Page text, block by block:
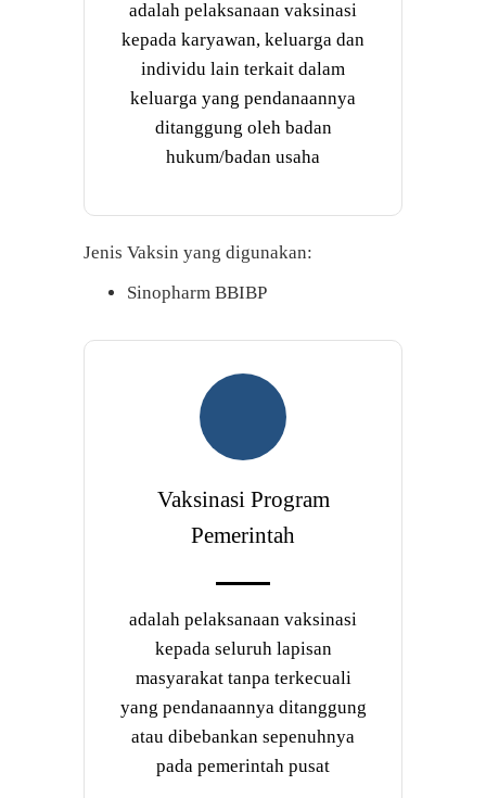
adalah pelaksanaan vaksinasi
kepada karyawan, keluarga dan
individu lain terkait dalam
keluarga yang pendanaannya
ditanggung oleh badan
hukum/badan usaha
Jenis Vaksin yang digunakan:
Sinopharm BBIBP
Vaksinasi Program
Pemerintah
adalah pelaksanaan vaksinasi
kepada seluruh lapisan
masyarakat tanpa terkecuali
yang pendanaannya ditanggung
atau dibebankan sepenuhnya
pada pemerintah pusat